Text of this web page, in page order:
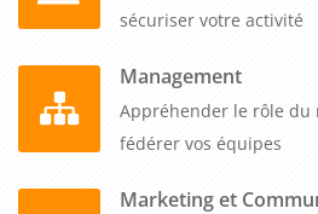
sécuriser votre activité
Management
Appréhender le rôle du
fédérer vos équipes
Marketing et